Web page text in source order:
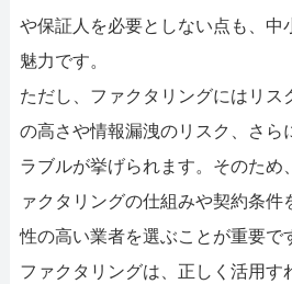
や保証人を必要としない点も、中
魅力です。
ただし、ファクタリングにはリス
の高さや情報漏洩のリスク、さら
ラブルが挙げられます。そのため
ァクタリングの仕組みや契約条件
性の高い業者を選ぶことが重要で
ファクタリングは、正しく活用す